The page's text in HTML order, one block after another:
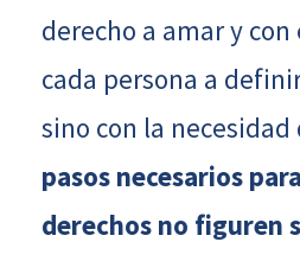
derecho a amar y
cada persona a
sino con la necesidad
pasos necesarios
derechos no figuren